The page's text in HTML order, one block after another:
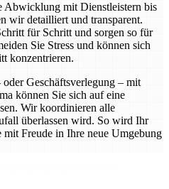
Abwicklung mit Dienstleistern bis
wir detailliert und transparent.
für Schritt und sorgen so für
Sie Stress und können sich
konzentrieren.
Geschäftsverlegung – mit
können Sie sich auf eine
Wir koordinieren alle
überlassen wird. So wird Ihr
Freude in Ihre neue Umgebung